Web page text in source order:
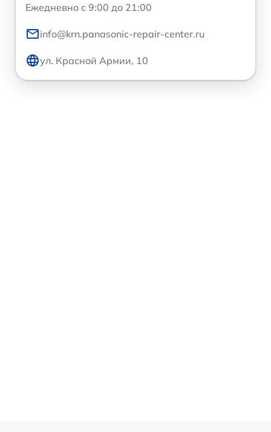
Ежедневно с 9:00 до 21:00
info@krn.panasonic-repair-center.ru
ул. Красной Армии, 10